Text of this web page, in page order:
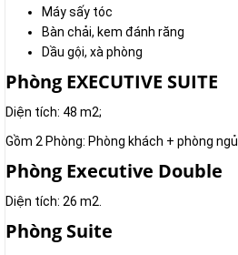
Máy sấy tóc
Bàn chải, kem đánh răng
Dầu gội, xà phòng
Phòng EXECUTIVE SUITE
Diện tích: 48 m2;
Gồm 2 Phòng: Phòng khách + phòng ngủ.
Phòng Executive Double
Diện tích: 26 m2.
Phòng Suite